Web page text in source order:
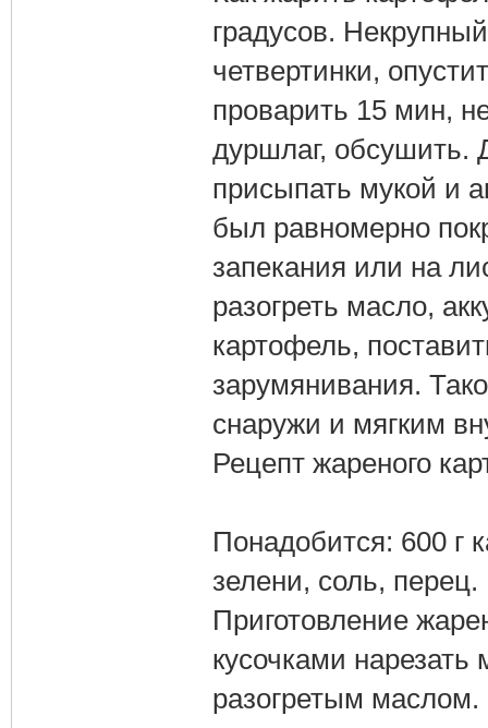
градусов.
четвертинки,
проварить 15 мин,
дуршлаг, обсушить.
присыпать мукой и
был равномерно
запекания или на
разогреть масло,
картофель,
зарумянивания.
снаружи и мягким
Рецепт жареного
Понадобится: 600 г
зелени, соль, перец.
Приготовление
кусочками
разогретым маслом.